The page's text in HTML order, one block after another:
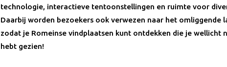
technologie, interactieve tentoonstellingen en ruimte voor
Daarbij worden bezoekers ook verwezen naar het omliggende
zodat je Romeinse vindplaatsen kunt ontdekken die je wellicht
hebt gezien!